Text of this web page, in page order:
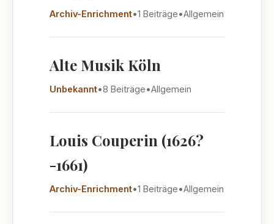
Archiv-Enrichment•1 Beiträge•Allgemein
Alte Musik Köln
Unbekannt•8 Beiträge•Allgemein
Louis Couperin (1626?
-1661)
Archiv-Enrichment•1 Beiträge•Allgemein